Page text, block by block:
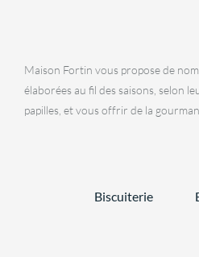
Maison Fortin vous propose de
élaborées au fil des saisons, selon
papilles, et vous offrir de la
Biscuiterie